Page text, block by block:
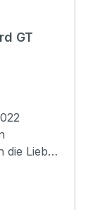
GT
die Liebe